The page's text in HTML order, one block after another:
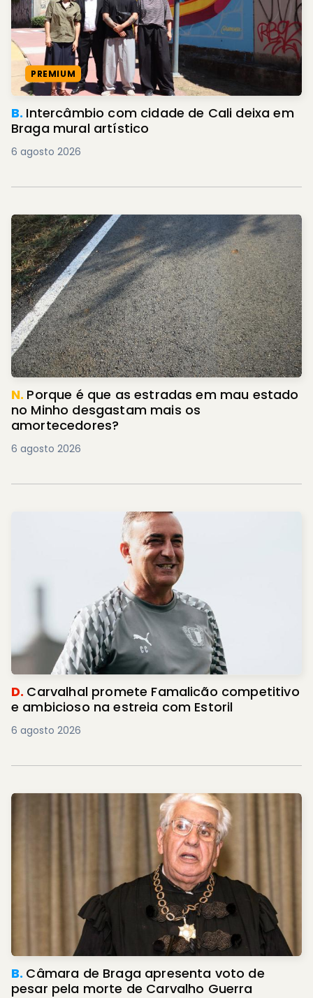
PREMIUM
B. Intercâmbio com cidade de Cali deixa em
Braga mural artístico
6 agosto 2026
N. Porque é que as estradas em mau estado
no Minho desgastam mais os
amortecedores?
6 agosto 2026
D. Carvalhal promete Famalicão competitivo
e ambicioso na estreia com Estoril
6 agosto 2026
B. Câmara de Braga apresenta voto de
pesar pela morte de Carvalho Guerra